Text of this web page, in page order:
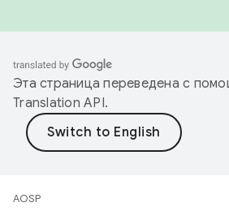
Эта страница переведена с
Translation API.
AOSP